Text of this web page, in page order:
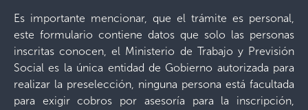
Es importante mencionar, que el trámite es personal,
este formulario contiene datos que solo las personas
inscritas conocen, el Ministerio de Trabajo y Previsión
Social es la única entidad de Gobierno autorizada para
realizar la preselección, ninguna persona está facultada
para exigir cobros por asesoría para la inscripción,